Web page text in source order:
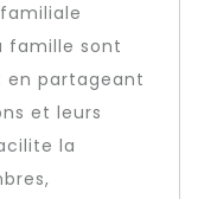
famille sont
partageant
et leurs
la